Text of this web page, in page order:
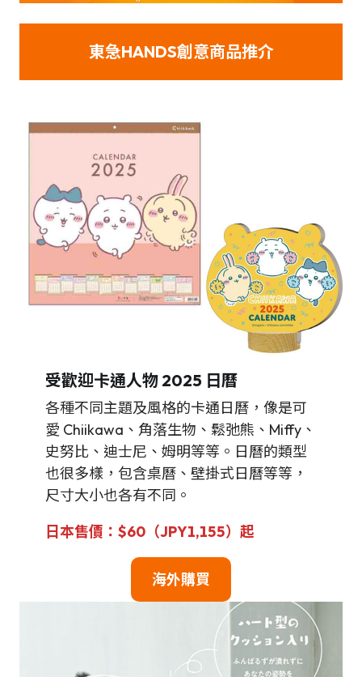
東急HANDS創意商品推介
受歡迎卡通人物 2025 日曆
各種不同主題及風格的卡通日曆，像是可
愛 Chiikawa、角落生物、鬆弛熊、Miffy、
史努比、迪士尼、姆明等等。日曆的類型
也很多樣，包含桌曆、壁掛式日曆等等，
尺寸大小也各有不同。
日本售價：$60（JPY1,155）起
海外購買